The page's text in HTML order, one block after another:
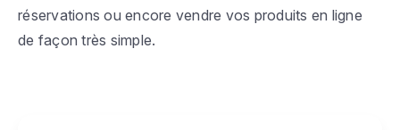
réservations ou encore vendre vos produits en ligne
de façon très simple.